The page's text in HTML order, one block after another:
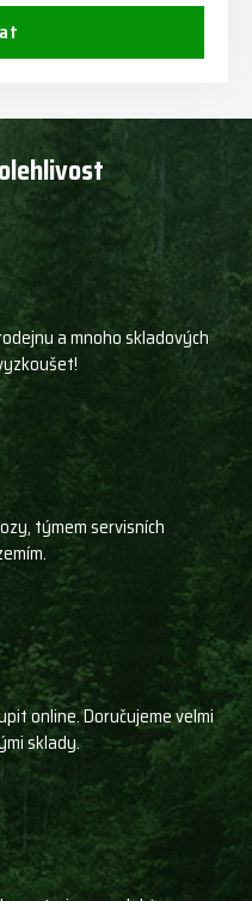
a mnoho skladových
týmem servisních
online. Doručujeme velmi
sklady.